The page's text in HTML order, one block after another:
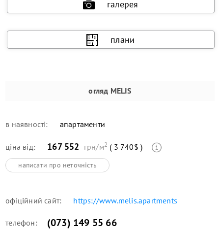
галерея
плани
огляд MELIS
в наявності: апартаменти
ціна від: 167 552 грн/м2 ( 3 740$ )
написати про неточність
офіційний сайт: https://www.melis.apartments
телефон: (073) 149 55 66